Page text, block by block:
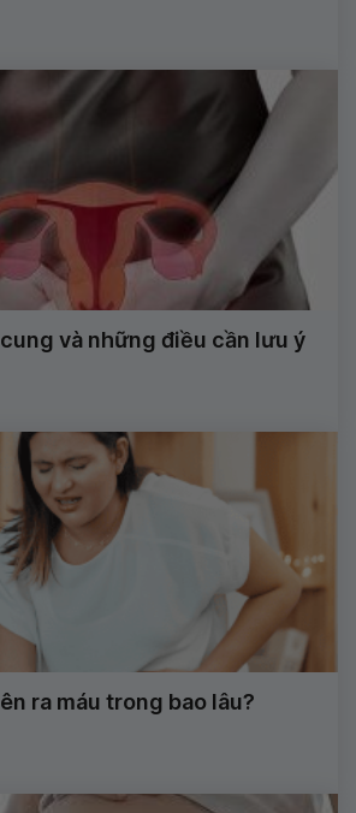
và những điều cần lưu ý
ra máu trong bao lâu?